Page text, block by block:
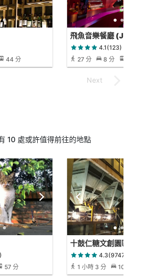
44 分
飛魚音樂餐廳 (Joe Bar)
4.1(123)
27 分
8 分
10 處或許值得前往的地點
57 分
十鼓仁糖文創園區
4.3(9747)
1 小時 3 分
10 分